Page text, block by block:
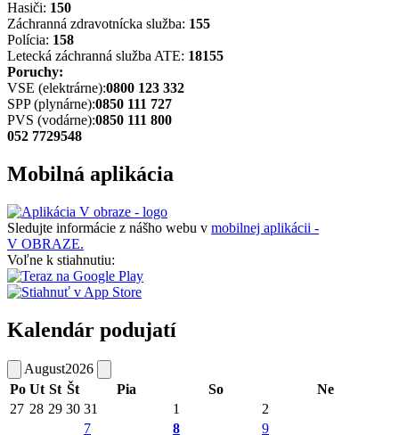
Hasiči: 150
Záchranná zdravotnícka služba: 155
Polícia: 158
Letecká záchranná služba ATE: 18155
Poruchy:
VSE (elektrárne):0800 123 332
SPP (plynárne):0850 111 727
PVS (vodárne):0850 111 800
052 7729548
Mobilná aplikácia
Sledujte informácie z nášho webu v mobilnej aplikácii -
V OBRAZE.
Voľne k stiahnutiu:
Kalendár podujatí
August2026
Po Ut St Št Pia So
Ne
27 28 29 30 31 1
2
7
8 9